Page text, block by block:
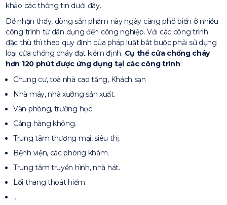
khảo các thông tin dưới đây.
Dễ nhận thấy, dòng sản phẩm này ngày càng phổ biến ở nhiều
công trình từ dân dụng đến công nghiệp. Với các công trình
đặc thù thì theo quy định của pháp luật bắt buộc phải sử dụng
loại cửa chống cháy đạt kiểm định. Cụ thể cửa chống cháy
hơn 120 phút được ứng dụng tại các công trình:
Chung cư, toà nhà cao tầng, Khách sạn
Nhà máy, nhà xưởng sản xuất.
Văn phòng, trường học.
Cảng hàng không.
Trung tâm thương mại, siêu thị.
Bệnh viện, các phòng khám.
Trung tâm truyền hình, nhà hát.
Lối thang thoát hiểm.
…